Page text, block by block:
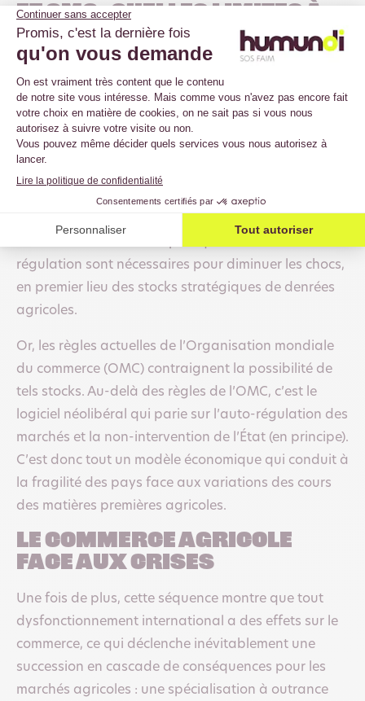
et OMC : quelles limites à
la régulation alimentaire
?
Cette situation souligne le besoin de réduire la
dépendance aux marchés internationaux pour
l’approvisionnement alimentaire et donc le besoin
de miser sur les systèmes alimentaires locaux.
Ce n’est pourtant pas possible dans tous les
régulation sont nécessaires pour diminuer les chocs,
en premier lieu des stocks stratégiques de denrées
agricoles.
Or, les règles actuelles de l’Organisation mondiale
du commerce (OMC) contraignent la possibilité de
tels stocks. Au-delà des règles de l’OMC, c’est le
logiciel néolibéral qui parie sur l’auto-régulation des
marchés et la non-intervention de l’État (en principe).
C’est donc tout un modèle économique qui conduit à
la fragilité des pays face aux variations des cours
des matières premières agricoles.
Le commerce agricole
face aux crises
Une fois de plus, cette séquence montre que tout
dysfonctionnement international a des effets sur le
commerce, ce qui déclenche inévitablement une
succession en cascade de conséquences pour les
marchés agricoles : une spécialisation à outrance